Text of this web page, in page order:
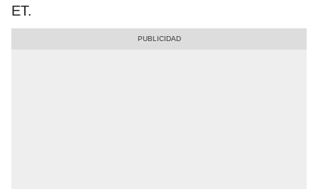
ET.